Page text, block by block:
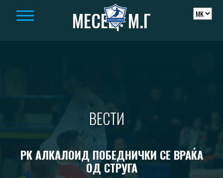
МЕСЕЦ:М.Г
ВЕСТИ
РК АЛКАЛОИД ПОБЕДНИЧКИ СЕ ВРАЌА
ОД СТРУГА